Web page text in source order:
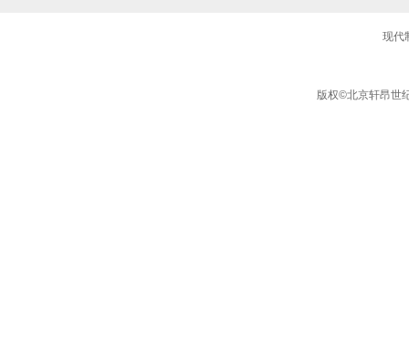
现代
版权©北京轩昂世